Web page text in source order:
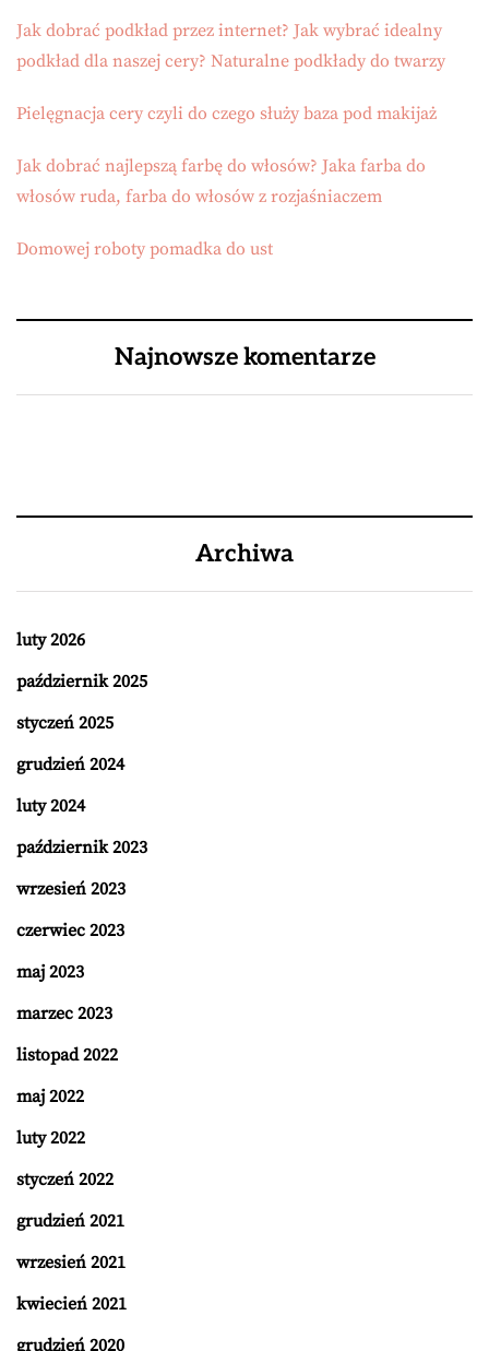
Jak dobrać podkład przez internet? Jak wybrać idealny
podkład dla naszej cery? Naturalne podkłady do twarzy
Pielęgnacja cery czyli do czego służy baza pod makijaż
Jak dobrać najlepszą farbę do włosów? Jaka farba do
włosów ruda, farba do włosów z rozjaśniaczem
Domowej roboty pomadka do ust
Najnowsze komentarze
Archiwa
luty 2026
październik 2025
styczeń 2025
grudzień 2024
luty 2024
październik 2023
wrzesień 2023
czerwiec 2023
maj 2023
marzec 2023
listopad 2022
maj 2022
luty 2022
styczeń 2022
grudzień 2021
wrzesień 2021
kwiecień 2021
grudzień 2020